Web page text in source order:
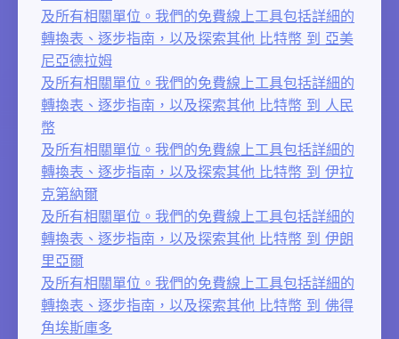
及所有相關單位。我們的免費線上工具包括詳細的
轉換表、逐步指南，以及探索其他 比特幣 到 亞美
尼亞德拉姆
及所有相關單位。我們的免費線上工具包括詳細的
轉換表、逐步指南，以及探索其他 比特幣 到 人民
幣
及所有相關單位。我們的免費線上工具包括詳細的
轉換表、逐步指南，以及探索其他 比特幣 到 伊拉
克第納爾
及所有相關單位。我們的免費線上工具包括詳細的
轉換表、逐步指南，以及探索其他 比特幣 到 伊朗
里亞爾
及所有相關單位。我們的免費線上工具包括詳細的
轉換表、逐步指南，以及探索其他 比特幣 到 佛得
角埃斯庫多